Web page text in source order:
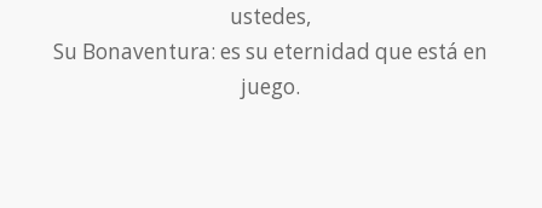
ustedes,
Su Bonaventura: es su eternidad que está en
juego.